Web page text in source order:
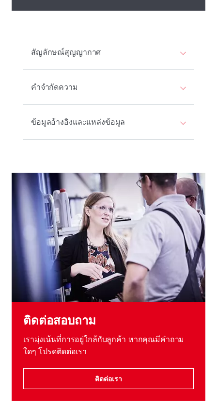
สัญลักษณ์สุญญากาศ
คําจํากัดความ
ข้อมูลอ้างอิงและแหล่งข้อมูล
ติดต่อสอบถาม
เรามุ่งเน้นที่การอยู่ใกล้กับลูกค้า หากคุณมีคําถาม
ใดๆ โปรดติดต่อเรา
ติดต่อเรา